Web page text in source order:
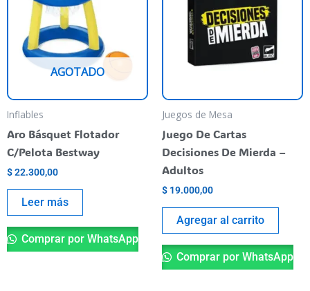
AGOTADO
Inflables
Aro Básquet Flotador
C/Pelota Bestway
$22.300,00
Leer más
Comprar por WhatsApp
Juegos de Mesa
Juego De Cartas
Decisiones De Mierda –
Adultos
$ 19.000,00
Agregar al carrito
Comprar por WhatsApp